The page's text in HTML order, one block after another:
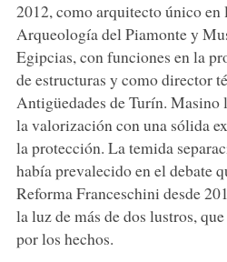
2012, como arquitecto único en
Arqueología del Piamonte y
Egipcias, con funciones en la
de estructuras y como director
Antigüedades de Turín. Masino
la valorización con una sólida
la protección. La temida
había prevalecido en el debate
Reforma Franceschini desde
la luz de más de dos lustros,
por los hechos.